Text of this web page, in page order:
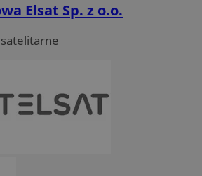
Elsat Sp. z o.o.